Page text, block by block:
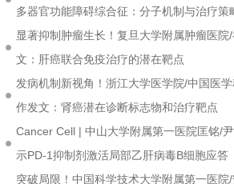
多器官功能障碍综合征：分子机制与治疗策
显著抑制肿瘤生长！复旦大学附属肿瘤医院
文：肝癌联合免疫治疗的潜在靶点
发病机制新视角！浙江大学医学院/中国医
作发文：肾癌潜在诊断标志物和治疗靶点
Cancer Cell | 中山大学附属第一医院匡铭/
示PD-1抑制剂激活局部乙肝病毒B细胞应答
突破局限！中国科学技术大学附属第一医